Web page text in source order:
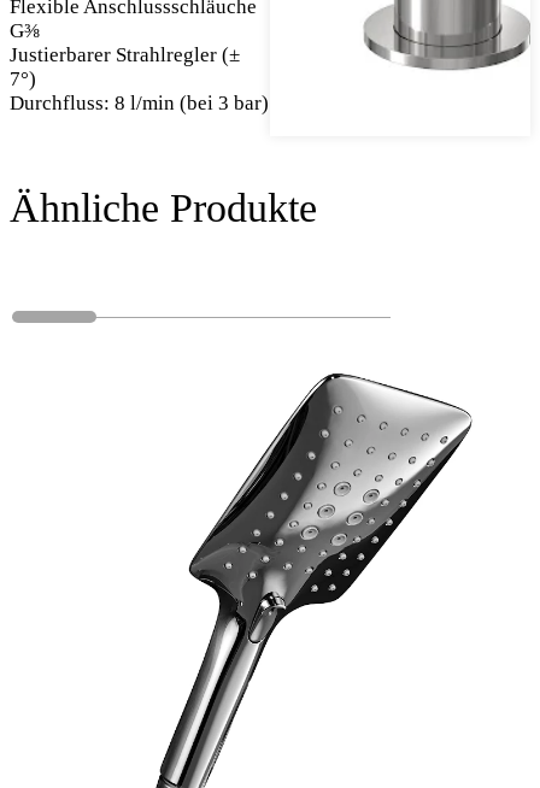
Flexible Anschlussschläuche
G⅜
Justierbarer Strahlregler (±
7°)
Durchfluss: 8 l/min (bei 3 bar)
Ähnliche Produkte